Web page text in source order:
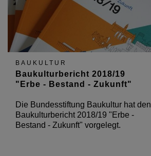
BAUKULTUR
Baukulturbericht 2018/19
"Erbe - Bestand - Zukunft"
Die Bundesstiftung Baukultur hat den
Baukulturbericht 2018/19 "Erbe -
Bestand - Zukunft" vorgelegt.